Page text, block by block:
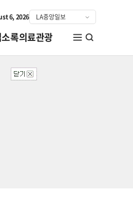
6, 2026
록의료관광